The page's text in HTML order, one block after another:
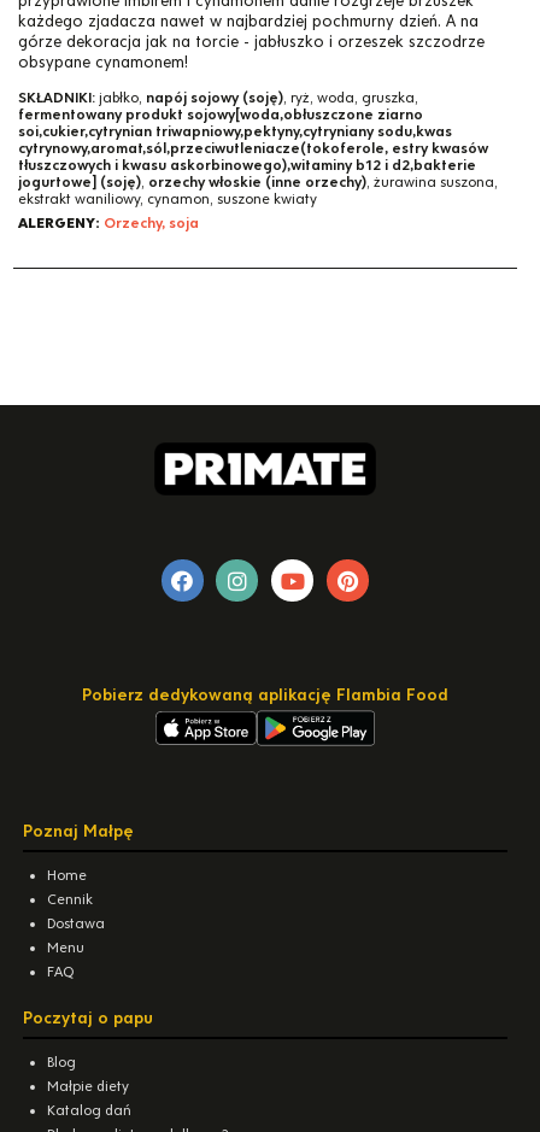
każdego zjadacza nawet w najbardziej pochmurny dzień. A na
górze dekoracja jak na torcie - jabłuszko i orzeszek szczodrze
obsypane cynamonem!
SKŁADNIKI: jabłko, napój sojowy (soję), ryż, woda, gruszka,
fermentowany produkt sojowy[woda,obłuszczone ziarno
soi,cukier,cytrynian triwapniowy,pektyny,cytryniany sodu,kwas
cytrynowy,aromat,sól,przeciwutleniacze(tokoferole, estry kwasów
tłuszczowych i kwasu askorbinowego),witaminy b12 i d2,bakterie
jogurtowe] (soję), orzechy włoskie (inne orzechy), żurawina suszona,
ekstrakt waniliowy, cynamon, suszone kwiaty
ALERGENY: Orzechy, soja
Pobierz dedykowaną aplikację Flambia Food
Poznaj Małpę
Home
Cennik
Dostawa
Menu
FAQ
Poczytaj o papu
Blog
Małpie diety
Katalog dań